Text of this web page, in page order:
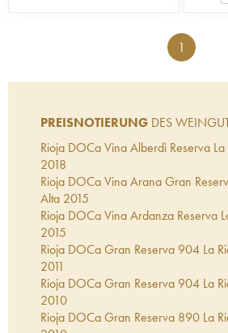
1
PREISNOTIERUNG DES
Rioja DOCa Vina Alberdi Reserva La
2018
Rioja DOCa Vina Arana Gran
Alta 2015
Rioja DOCa Vina Ardanza Reserva
2015
Rioja DOCa Gran Reserva 904 La
2011
Rioja DOCa Gran Reserva 904 La
2010
Rioja DOCa Gran Reserva 890 La